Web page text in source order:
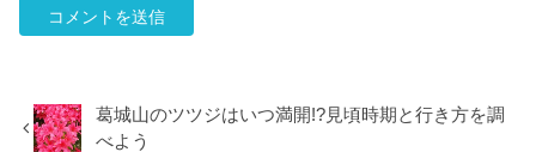
葛城山のツツジはいつ満開!?見頃時期と行き方を調
べよう